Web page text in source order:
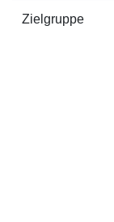
Zielgruppe